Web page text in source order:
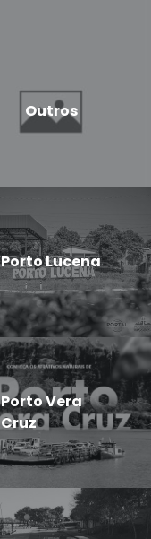
Outros
Porto Lucena
Porto Vera
Cruz